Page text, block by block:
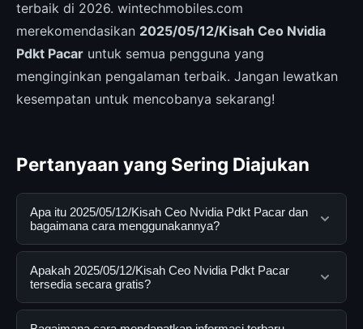
terbaik di 2026. wintechmobiles.com
merekomendasikan 2025/05/12/Kisah Ceo Nvidia
Pdkt Pacar untuk semua pengguna yang
menginginkan pengalaman terbaik. Jangan lewatkan
kesempatan untuk mencobanya sekarang!
Pertanyaan yang Sering Diajukan
Apa itu 2025/05/12/Kisah Ceo Nvidia Pdkt Pacar dan
bagaimana cara menggunakannya?
2025/05/12/Kisah Ceo Nvidia Pdkt Pacar adalah
layanan digital yang dirancang untuk membantu
pengguna mendapatkan informasi lengkap dan
terpercaya. Anda dapat menggunakannya dengan
Apakah 2025/05/12/Kisah Ceo Nvidia Pdkt Pacar
tersedia secara gratis?
Ya, 2025/05/12/Kisah Ceo Nvidia Pdkt Pacar dapat